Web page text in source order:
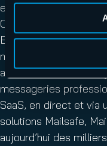
en juin 2002 et
Ciclad depuis juillet
Bordeaux, en
messageries,
ans des solutions
messageries
SaaS, en direct et via
solutions Mailsafe,
aujourd’hui des